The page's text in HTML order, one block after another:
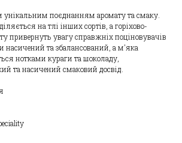
унікальним поєднанням аромату та смаку.
на тлі інших сортів, а горіхово-
привернуть увагу справжніх поціновувачів
насичений та збалансований, а м'яка
нотками кураги та шоколаду,
та насичений смаковий досвід.